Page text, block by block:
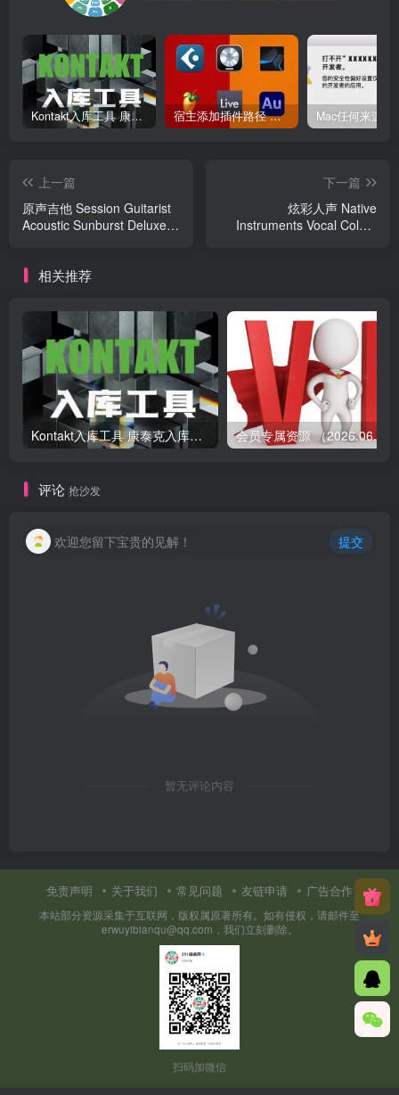
Kontakt入库工具 康泰克入库教程 宿主添加插件路径 插件路径设置 VSTPlugins路径
上一篇
原声吉他 Session Guitarist
Acoustic Sunburst Deluxe
下一篇
炫彩人声 Native
Instruments Vocal Colors
相关推荐
Kontakt入库工具 康泰克入库教程
评论 抢沙发
欢迎您留下宝贵的见解！ 提交
暂无评论内容
免责声明 关于我们 常见问题 友链申请 广告合作
本站部分资源采集于互联网，版权属原著所有。如有侵权，请邮件至
erwuyibianqu@qq.com，我们立刻删除。
扫码加微信